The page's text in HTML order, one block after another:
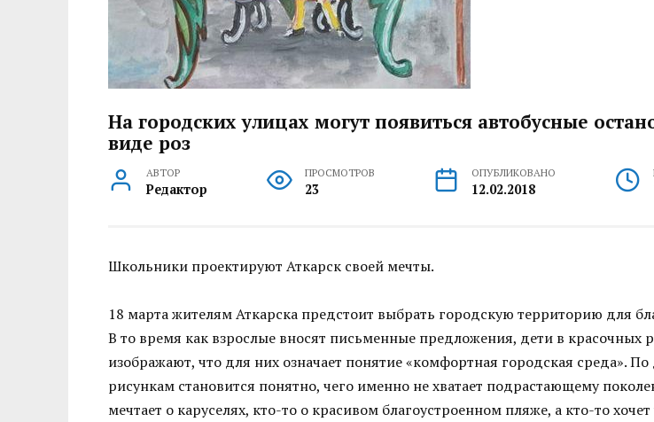
На городских улицах могут появиться автобусные
виде роз
АВТОР
Редактор
ПРОСМОТРОВ
23
ОПУБЛИКОВАНО
12.02.2018
Школьники проектируют Аткарск своей мечты.
18 марта жителям Аткарска предстоит выбрать городскую территорию для
В то время как взрослые вносят письменные предложения, дети в красочных
изображают, что для них означает понятие «комфортная городская среда».
рисункам становится понятно, чего именно не хватает подрастающему
мечтает о каруселях, кто-то о красивом благоустроенном пляже, а кто-то